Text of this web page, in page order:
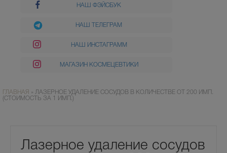
НАШ ФЭЙСБУК
НАШ ТЕЛЕГРАМ
НАШ ИНСТАГРАММ
МАГАЗИН КОСМЕЦЕВТИКИ
ГЛАВНАЯ »
ЛАЗЕРНОЕ УДАЛЕНИЕ СОСУДОВ В КОЛИЧЕСТВЕ ОТ 200 ИМП.
(СТОИМОСТЬ ЗА 1 ИМП.)
Лазерное удаление сосудов